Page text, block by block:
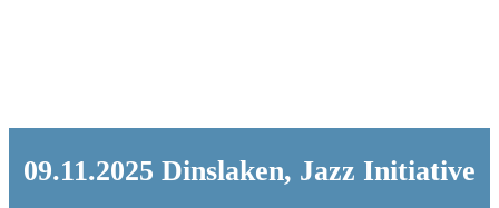
09.11.2025 Dinslaken, Jazz Initiative